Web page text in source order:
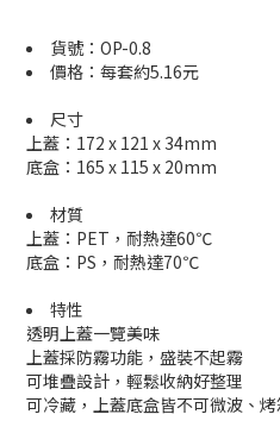
貨號：OP-0.8
價格：每套約5.16元
尺寸
上蓋：172 x 121 x 34mm
底盒：165 x 115 x 20mm
材質
上蓋：PET，耐熱達60℃
底盒：PS，耐熱達70℃
特性
透明上蓋一覽美味
上蓋採防霧功能，盛裝不起霧
可堆疊設計，輕鬆收納好整理
可冷藏，上蓋底盒皆不可微波、